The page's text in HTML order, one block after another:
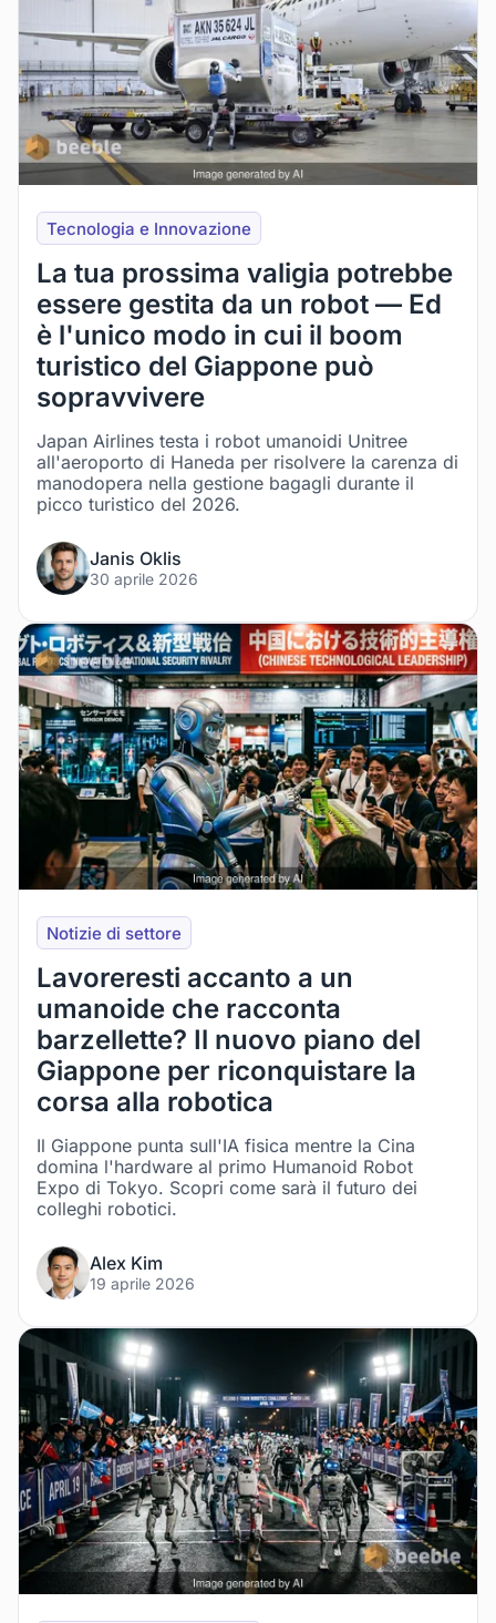
Tecnologia e Innovazione
La tua prossima valigia potrebbe
essere gestita da un robot — Ed
è l'unico modo in cui il boom
turistico del Giappone può
sopravvivere
Japan Airlines testa i robot umanoidi Unitree
all'aeroporto di Haneda per risolvere la carenza di
manodopera nella gestione bagagli durante il
picco turistico del 2026.
Janis Oklis
30 aprile 2026
Notizie di settore
Lavoreresti accanto a un
umanoide che racconta
barzellette? Il nuovo piano del
Giappone per riconquistare la
corsa alla robotica
Il Giappone punta sull'IA fisica mentre la Cina
domina l'hardware al primo Humanoid Robot
Expo di Tokyo. Scopri come sarà il futuro dei
colleghi robotici.
Alex Kim
19 aprile 2026